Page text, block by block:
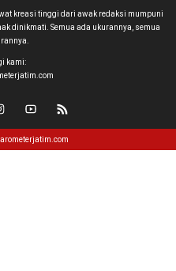
kreasi tinggi dari awak redaksi mumpuni
dinikmati. Semua ada ukurannya, semua
kami: